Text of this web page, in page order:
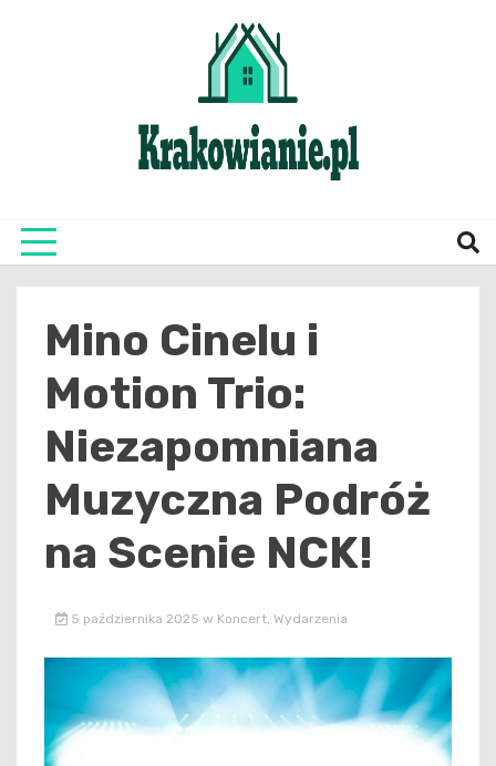
Mino Cinelu i
Motion Trio:
Niezapomniana
Muzyczna Podróż
na Scenie NCK!
5 października 2025 w Koncert, Wydarzenia